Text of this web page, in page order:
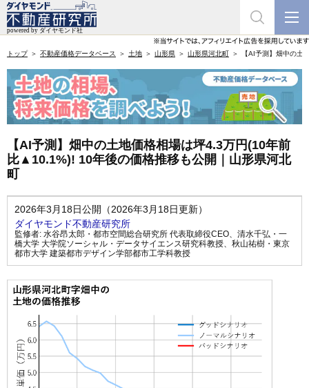
トップ 不動産価格データベース 土地 山形県 山形県河北町 【AI予測】畑中の
【AI予測】畑中の土地価格相場は坪4.3万円(10年前
比▲10.1%)! 10年後の価格推移も公開｜山形県河北
町
2026年3月18日公開（2026年3月18日更新）
ダイヤモンド不動産研究所
監修者: 水谷昂太郎・都市空間総合研究所 代表取締役CEO、 清水千弘・一
橋大学 大学院ソーシャル・データサイエンス研究科教授、 秋山祐樹・東京
都市大学 建築都市デザイン学部都市工学科教授